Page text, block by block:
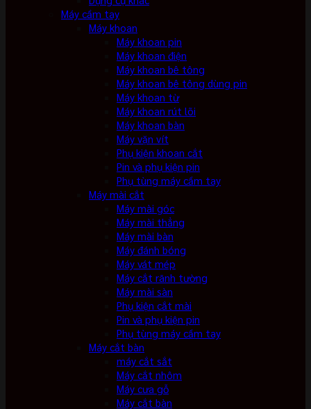
Máy cầm tay
Máy khoan
Máy khoan pin
Máy khoan điện
Máy khoan bê tông
Máy khoan bê tông dùng pin
Máy khoan từ
Máy khoan rút lõi
Máy khoan bàn
Máy vặn vít
Phụ kiện khoan cắt
Pin và phụ kiện pin
Phụ tùng máy cầm tay
Máy mài cắt
Máy mài góc
Máy mài thẳng
Máy mài bàn
Máy đánh bóng
Máy vát mép
Máy cắt rãnh tường
Máy mài sàn
Phụ kiện cắt mài
Pin và phụ kiện pin
Phụ tùng máy cầm tay
Máy cắt bàn
máy cắt sắt
Máy cắt nhôm
Máy cưa gỗ
Máy cắt bàn